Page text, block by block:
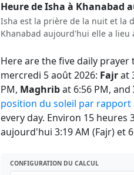
Heure de Isha à Khanabad
Isha est la prière de la nuit et la
Khanabad aujourd'hui elle a lieu
Here are the five daily prayer
mercredi 5 août 2026: Fajrat
PM, Maghribat 6:56 PM, and
position du soleil par rapport
every day. Environ 15
aujourd'hui 3:19 AM (Fajr) et
CONFIGURATION DU CALCUL